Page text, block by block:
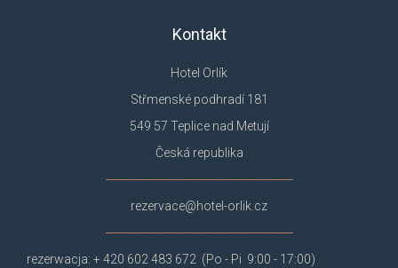
Kontakt
Hotel Orlík
Střmenské podhradí 181
549 57 Teplice nad Metují
Česká republika
rezervace@hotel-orlik.cz
rezerwacja: + 420 602 483 672 (Po - Pi 9:00 - 17:00)